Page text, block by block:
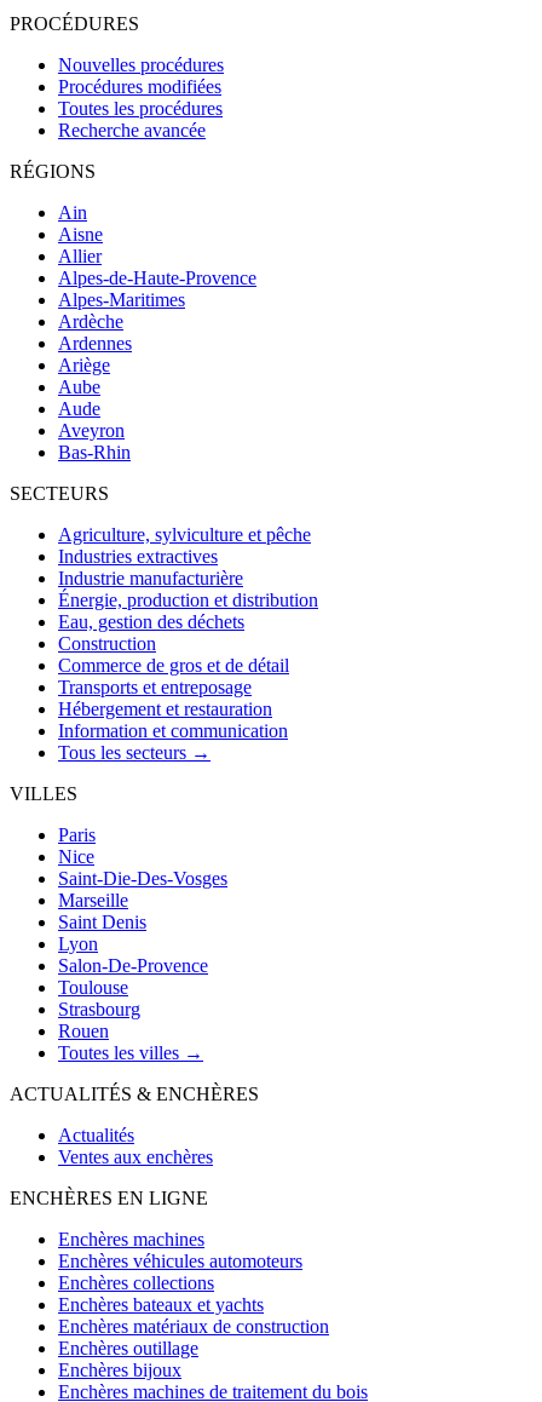
PROCÉDURES
Nouvelles procédures
Procédures modifiées
Toutes les procédures
Recherche avancée
RÉGIONS
Ain
Aisne
Allier
Alpes-de-Haute-Provence
Alpes-Maritimes
Ardèche
Ardennes
Ariège
Aube
Aude
Aveyron
Bas-Rhin
SECTEURS
Agriculture, sylviculture et pêche
Industries extractives
Industrie manufacturière
Énergie, production et distribution
Eau, gestion des déchets
Construction
Commerce de gros et de détail
Transports et entreposage
Hébergement et restauration
Information et communication
Tous les secteurs →
VILLES
Paris
Nice
Saint-Die-Des-Vosges
Marseille
Saint Denis
Lyon
Salon-De-Provence
Toulouse
Strasbourg
Rouen
Toutes les villes →
ACTUALITÉS & ENCHÈRES
Actualités
Ventes aux enchères
ENCHÈRES EN LIGNE
Enchères machines
Enchères véhicules automoteurs
Enchères collections
Enchères bateaux et yachts
Enchères matériaux de construction
Enchères outillage
Enchères bijoux
Enchères machines de traitement du bois